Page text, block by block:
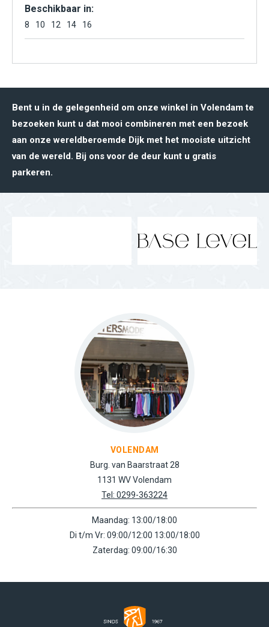
Beschikbaar in:
8 10 12 14 16
Bent u in de gelegenheid om onze winkel in Volendam te
bezoeken kunt u dat mooi combineren met een bezoek
aan onze wereldberoemde Dijk met het mooiste uitzicht
van de wereld. Bij ons voor de deur kunt u gratis
parkeren.
VOLENDAM
Burg. van Baarstraat 28
1131 WV Volendam
Tel: 0299-363224
Maandag: 13:00/18:00
Di t/m Vr: 09:00/12:00 13:00/18:00
Zaterdag: 09:00/16:30